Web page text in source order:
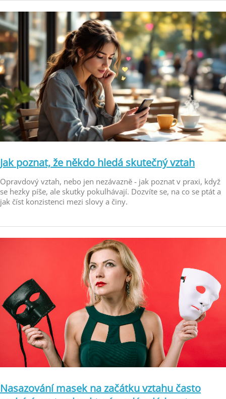
Jak poznat, že někdo hledá skutečný vztah
Opravdový vztah, nebo jen nezávazně - jak poznat v praxi, když
se hezky píše, ale skutky pokulhávají. Dozvíte se, na co se ptát a
jak číst konzistenci mezi slovy a činy.
Nasazování masek na začátku vztahu často